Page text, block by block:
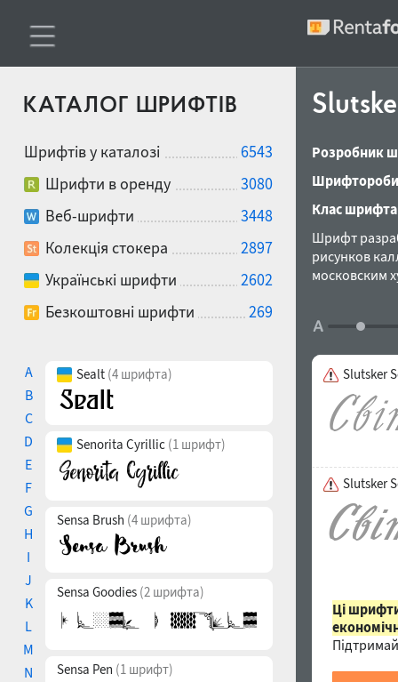
КАТАЛОГ ШРИФТІВ
Шрифтів у каталозі
6543
Шрифти в оренду
3080
Веб-шрифти
3448
Колекція стокера
2897
Українські шрифти
2602
Безкоштовні шрифти
269
A
B
C
D
E
F
G
H
I
J
K
L
M
N
Sealt (4 шрифта)
Senorita Cyrillic (1 шрифт)
Sensa Brush (4 шрифта)
Sensa Goodies (2 шрифта)
Sensa Pen (1 шрифт)
Розробник
Клас
Шрифт
рисунков
московским
Slutsker
Slutsker
Ці